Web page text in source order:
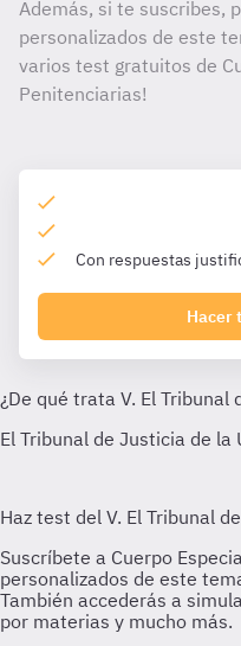
Además, si te suscribes,
personalizados de este
varios test gratuitos de
Penitenciarias!
Con respuestas
Hacer